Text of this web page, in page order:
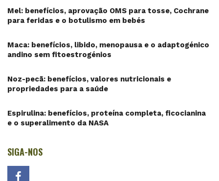
Mel: benefícios, aprovação OMS para tosse, Cochrane
para feridas e o botulismo em bebés
Maca: benefícios, libido, menopausa e o adaptogénico
andino sem fitoestrogénios
Noz-pecã: benefícios, valores nutricionais e
propriedades para a saúde
Espirulina: benefícios, proteína completa, ficocianina
e o superalimento da NASA
SIGA-NOS